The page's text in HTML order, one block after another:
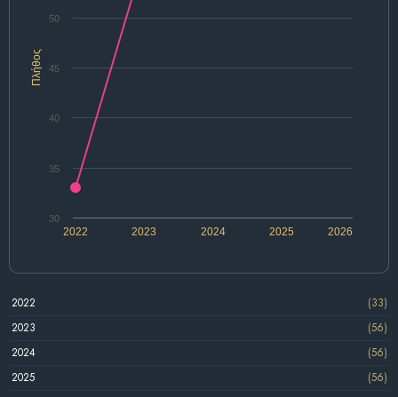
Πλήθος
2025
2022 2023 2024 2026
30
35
40
45
50
2022
(33)
2023
(56)
2024
(56)
2025
(56)